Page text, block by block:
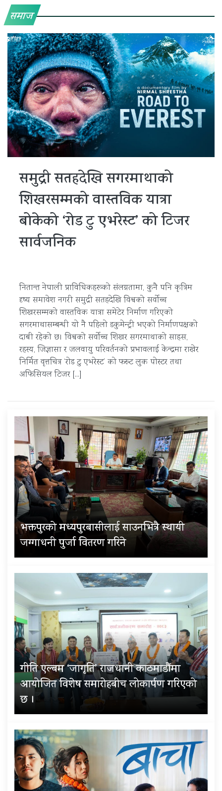
समाज
समुद्री सतहदेखि सगरमाथाको
शिखरसम्मको वास्तविक यात्रा
बोकेको ‘रोड टु एभरेस्ट’ को टिजर
सार्वजनिक
नितान्त नेपाली प्राविधिकहरूको संलग्नतामा, कुनै पनि कृत्रिम
दृष्य समावेश नगरी समुद्री सतहदेखि विश्वको सर्वोच्च
शिखरसम्मको वास्तविक यात्रा समेटेर निर्माण गरिएको
सगरमाथासम्बन्धी यो नै पहिलो डकुमेन्ट्री भएको निर्माणपक्षको
दाबी रहेको छ। विश्वको सर्वोच्च शिखर सगरमाथाको साहस,
रहस्य, जिज्ञासा र जलवायु परिवर्तनको प्रभावलाई केन्द्रमा राखेर
निर्मित वृत्तचित्र ‘रोड टु एभरेस्ट’ को फस्र्ट लुक पोस्टर तथा
अफिसियल टिजर […]
भक्तपुरको मध्यपुरबासीलाई साउनभित्रै स्थायी
जग्गाधनी पुर्जा वितरण गरिने
गीति एल्बम ‘जागृति’ राजधानी काठमाडौंमा
आयोजित विशेष समारोहबीच लोकार्पण गरिएको
छ ।